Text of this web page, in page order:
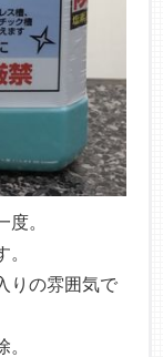
。
りの雰囲気で